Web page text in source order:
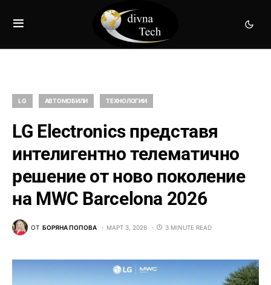
LG АВТОМОБИЛИ ТЕХНОЛОГИИ
LG Electronics представя
интелигентно телематично
решение от ново поколение
на MWC Barcelona 2026
ОТ БОРЯНА ПОПОВА МАРТ 3, 2026 3 MINUTE READ